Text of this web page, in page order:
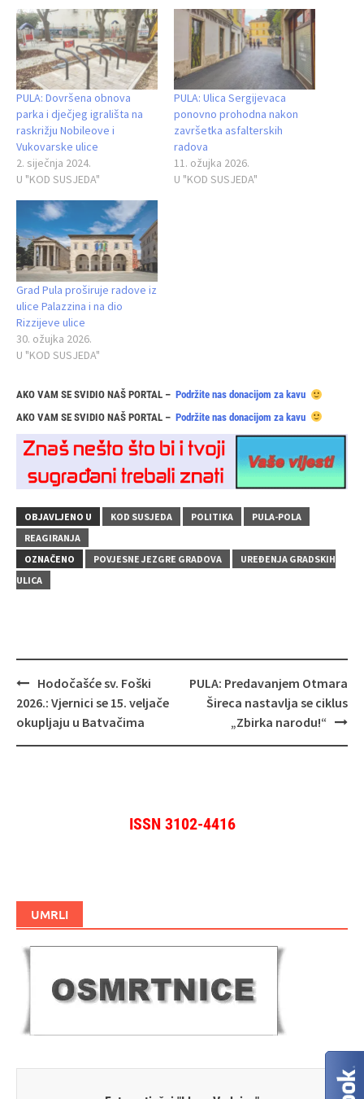
PULA: Dovršena obnova
parka i dječjeg igrališta na
raskrižju Nobileove i
Vukovarske ulice
2. siječnja 2024.
U "KOD SUSJEDA"
PULA: Ulica Sergijevaca
ponovno prohodna nakon
završetka asfalterskih
radova
11. ožujka 2026.
U "KOD SUSJEDA"
Grad Pula proširuje radove iz
ulice Palazzina i na dio
Rizzijeve ulice
30. ožujka 2026.
U "KOD SUSJEDA"
AKO VAM SE SVIDIO NAŠ PORTAL – Podržite nas donacijom za kavu
AKO VAM SE SVIDIO NAŠ PORTAL – Podržite nas donacijom za kavu
OBJAVLJENO U KOD SUSJEDA POLITIKA
PULA-POLA
REAGIRANJA
OZNAČENO
POVJESNE JEZGRE GRADOVA
UREĐENJA GRADSKIH
ULICA
Navigacija
objava
Hodočašće sv. Foški
2026.: Vjernici se 15. veljače
okupljaju u Batvačima
PULA: Predavanjem Otmara
Šireca nastavlja se ciklus
„Zbirka narodu!“
ISSN 3102-4416
UMRLI